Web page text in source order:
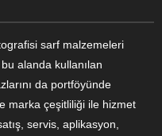
sarf malzemeleri
alanda kullanılan
da portföyünde
marka çeşitliliği ile hizmet
servis, aplikasyon,